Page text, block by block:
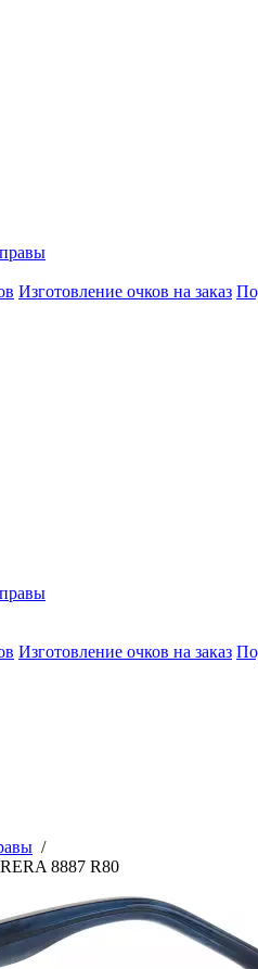
Изготовление очков на заказ
Изготовление очков на заказ
/
8887 R80